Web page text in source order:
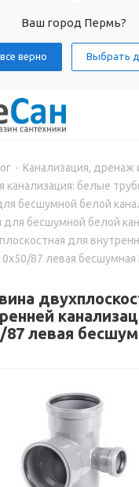
Ваш город Пермь?
верно Выбрать
- Канализация,
канализация: белые
бесшумной белой
для бесшумной белой
для
87 левая бесшумная
87 левая